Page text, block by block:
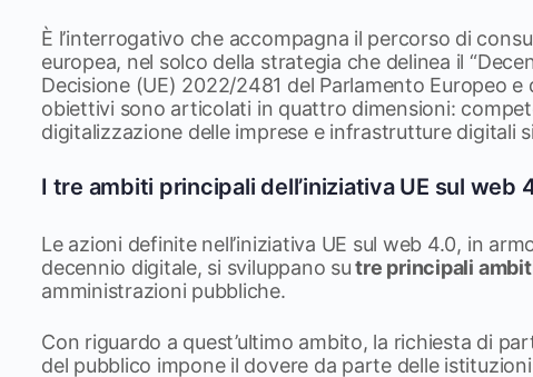
È l’interrogativo che accompagna il percorso di
europea, nel solco della strategia che delinea il
Decisione (UE) 2022/2481 del Parlamento Europeo
obiettivi sono articolati in quattro dimensioni:
digitalizzazione delle imprese e infrastrutture digitali
I tre ambiti principali dell’iniziativa UE sul web
Le azioni definite nell’iniziativa UE sul web 4.0, in
decennio digitale, si sviluppano sutre principali
amministrazioni pubbliche.
Con riguardo a quest’ultimo ambito, la richiesta di
del pubblico impone il dovere da parte delle